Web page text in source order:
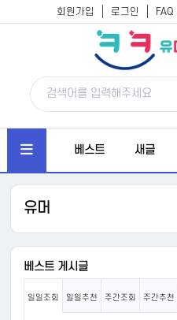
회원가입 로그인 FAQ
베스트 새글
유머
베스트 게시글
일일조회 일일추천 주간조회 주간추천